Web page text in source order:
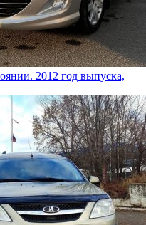
2012 год выпуска,